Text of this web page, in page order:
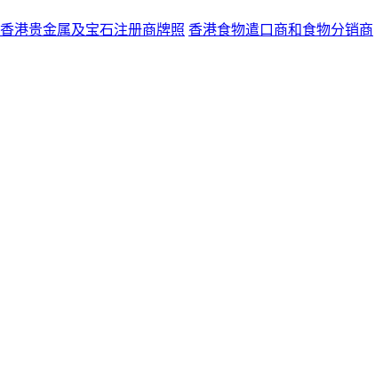
香港贵金属及宝石注册商牌照 香港食物遣口商和食物分销商